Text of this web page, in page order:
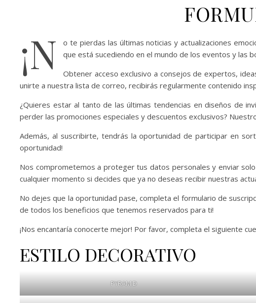
¡N
o te pierdas las últimas noticias y actualizaciones
que está sucediendo en el mundo de los eventos y las
Obtener acceso exclusivo a consejos de expertos,
unirte a nuestra lista de correo, recibirás regularmente contenido
¿Quieres estar al tanto de las últimas tendencias en diseños de
perder las promociones especiales y descuentos exclusivos?
Además, al suscribirte, tendrás la oportunidad de participar en
oportunidad!
Nos comprometemos a proteger tus datos personales y enviar
cualquier momento si decides que ya no deseas recibir nuestras
No dejes que la oportunidad pase, completa el formulario de
de todos los beneficios que tenemos reservados para ti!
¡Nos encantaría conocerte mejor! Por favor, completa el siguiente
ESTILO DECORATIVO
PYRAMID